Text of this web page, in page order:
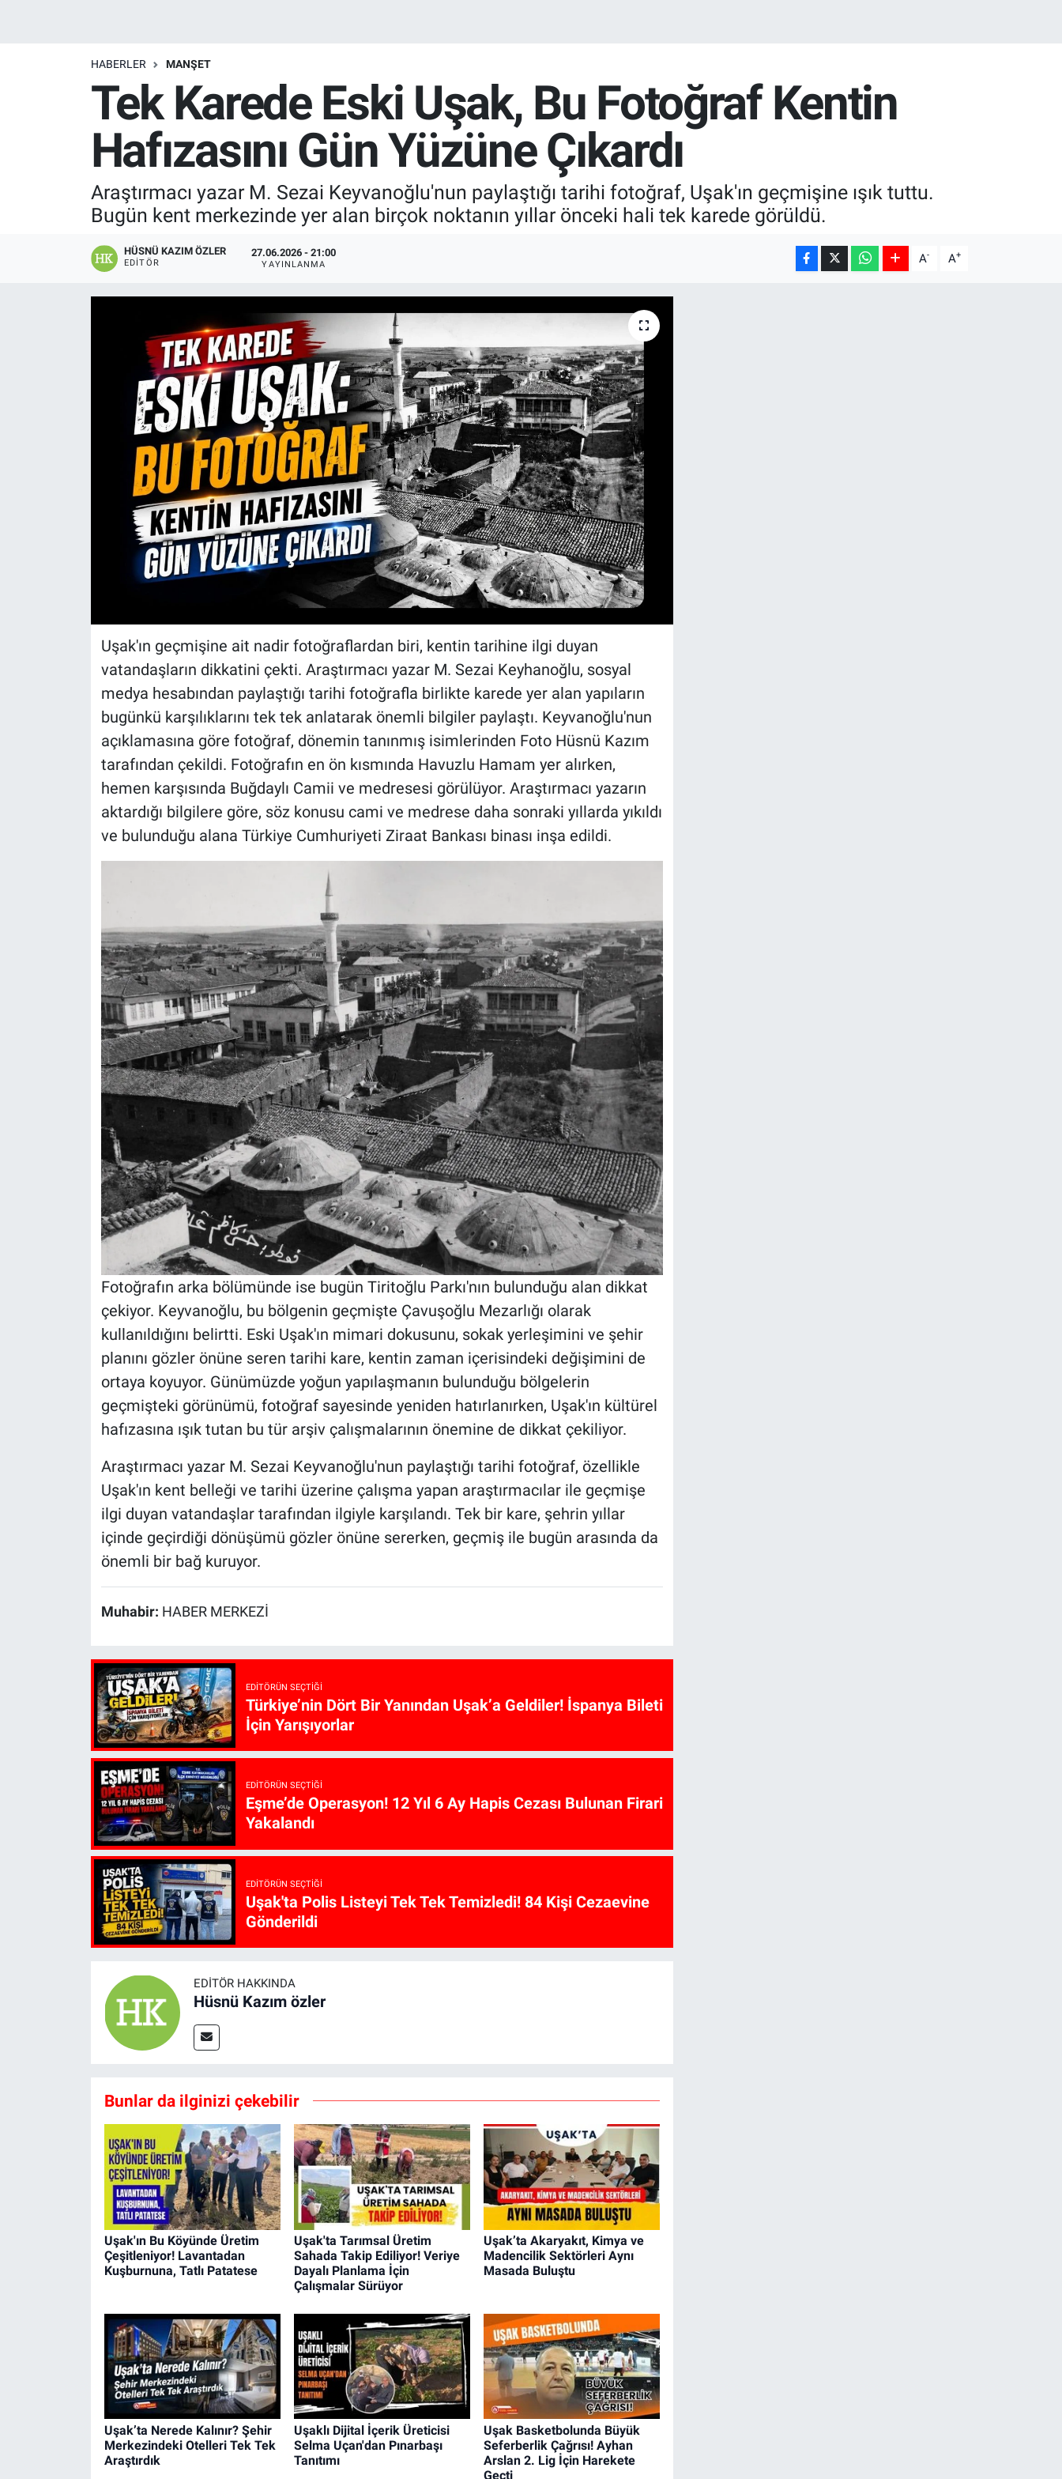
HABERLER MANŞET
Tek Karede Eski Uşak, Bu Fotoğraf Kentin
Hafızasını Gün Yüzüne Çıkardı
Araştırmacı yazar M. Sezai Keyvanoğlu'nun paylaştığı tarihi fotoğraf, Uşak'ın geçmişine ışık tuttu.
Bugün kent merkezinde yer alan birçok noktanın yıllar önceki hali tek karede görüldü.
HÜSNÜ KAZIM ÖZLER
EDITÖR
27.06.2026 - 21:00
YAYINLANMA A- A+
Uşak'ın geçmişine ait nadir fotoğraflardan biri, kentin tarihine ilgi duyan
vatandaşların dikkatini çekti. Araştırmacı yazar M. Sezai Keyhanoğlu, sosyal
medya hesabından paylaştığı tarihi fotoğrafla birlikte karede yer alan yapıların
bugünkü karşılıklarını tek tek anlatarak önemli bilgiler paylaştı. Keyvanoğlu'nun
açıklamasına göre fotoğraf, dönemin tanınmış isimlerinden Foto Hüsnü Kazım
tarafından çekildi. Fotoğrafın en ön kısmında Havuzlu Hamam yer alırken,
hemen karşısında Buğdaylı Camii ve medresesi görülüyor. Araştırmacı yazarın
aktardığı bilgilere göre, söz konusu cami ve medrese daha sonraki yıllarda yıkıldı
ve bulunduğu alana Türkiye Cumhuriyeti Ziraat Bankası binası inşa edildi.
Fotoğrafın arka bölümünde ise bugün Tiritoğlu Parkı'nın bulunduğu alan dikkat
çekiyor. Keyvanoğlu, bu bölgenin geçmişte Çavuşoğlu Mezarlığı olarak
kullanıldığını belirtti. Eski Uşak'ın mimari dokusunu, sokak yerleşimini ve şehir
planını gözler önüne seren tarihi kare, kentin zaman içerisindeki değişimini de
ortaya koyuyor. Günümüzde yoğun yapılaşmanın bulunduğu bölgelerin
geçmişteki görünümü, fotoğraf sayesinde yeniden hatırlanırken, Uşak'ın kültürel
hafızasına ışık tutan bu tür arşiv çalışmalarının önemine de dikkat çekiliyor.
Araştırmacı yazar M. Sezai Keyvanoğlu'nun paylaştığı tarihi fotoğraf, özellikle
Uşak'ın kent belleği ve tarihi üzerine çalışma yapan araştırmacılar ile geçmişe
ilgi duyan vatandaşlar tarafından ilgiyle karşılandı. Tek bir kare, şehrin yıllar
içinde geçirdiği dönüşümü gözler önüne sererken, geçmiş ile bugün arasında da
önemli bir bağ kuruyor.
Muhabir: HABER MERKEZİ
EDITÖRÜN SEÇTIĞI
Türkiye’nin Dört Bir Yanından Uşak’a Geldiler! İspanya Bileti
İçin Yarışıyorlar
EDITÖRÜN SEÇTIĞI
Eşme’de Operasyon! 12 Yıl 6 Ay Hapis Cezası Bulunan Firari
Yakalandı
EDITÖRÜN SEÇTIĞI
Uşak'ta Polis Listeyi Tek Tek Temizledi! 84 Kişi Cezaevine
Gönderildi
EDITÖR HAKKINDA
Hüsnü Kazım özler
Bunlar da ilginizi çekebilir
Uşak'ın Bu Köyünde Üretim
Çeşitleniyor! Lavantadan
Kuşburnuna, Tatlı Patatese
Uşak'ta Tarımsal Üretim
Sahada Takip Ediliyor! Veriye
Dayalı Planlama İçin
Çalışmalar Sürüyor
Uşak’ta Akaryakıt, Kimya ve
Madencilik Sektörleri Aynı
Masada Buluştu
Uşak’ta Nerede Kalınır? Şehir
Merkezindeki Otelleri Tek Tek
Araştırdık
Uşaklı Dijital İçerik Üreticisi
Selma Uçan'dan Pınarbaşı
Tanıtımı
Uşak Basketbolunda Büyük
Seferberlik Çağrısı! Ayhan
Arslan 2. Lig İçin Harekete
Geçti
Resmi İlanlar
Son Dakika
Uşak Haberleri